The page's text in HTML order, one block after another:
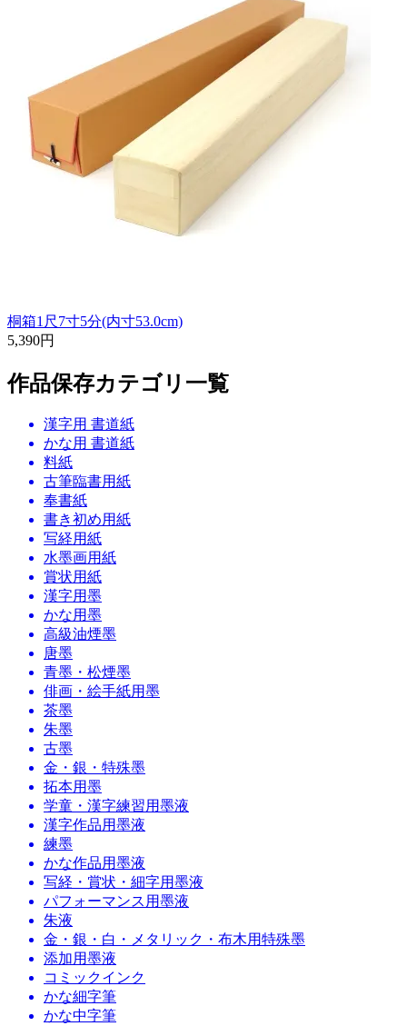
桐箱1尺7寸5分(内寸53.0cm)
5,390円
作品保存カテゴリ一覧
漢字用 書道紙
かな用 書道紙
料紙
古筆臨書用紙
奉書紙
書き初め用紙
写経用紙
水墨画用紙
賞状用紙
漢字用墨
かな用墨
高級油煙墨
唐墨
青墨・松煙墨
俳画・絵手紙用墨
茶墨
朱墨
古墨
金・銀・特殊墨
拓本用墨
学童・漢字練習用墨液
漢字作品用墨液
練墨
かな作品用墨液
写経・賞状・細字用墨液
パフォーマンス用墨液
朱液
金・銀・白・メタリック・布木用特殊墨
添加用墨液
コミックインク
かな細字筆
かな中字筆